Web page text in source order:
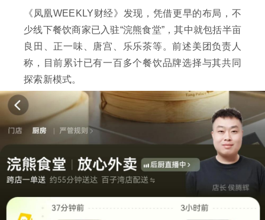
《凤凰WEEKLY财经》发现，凭借更早的布局，不
少线下餐饮商家已入驻“浣熊食堂”，其中就包括半亩
良田、正一味、唐宫、乐乐茶等。前述美团负责人
称，目前累计已有一百多个餐饮品牌选择与其共同
探索新模式。